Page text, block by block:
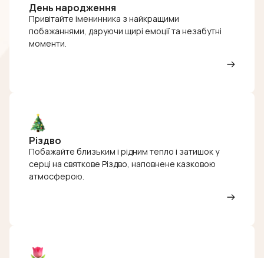
День народження
Привітайте іменинника з найкращими
побажаннями, даруючи щирі емоції та незабутні
моменти.
Різдво
Побажайте близьким і рідним тепло і затишок у
серці на святкове Різдво, наповнене казковою
атмосферою.